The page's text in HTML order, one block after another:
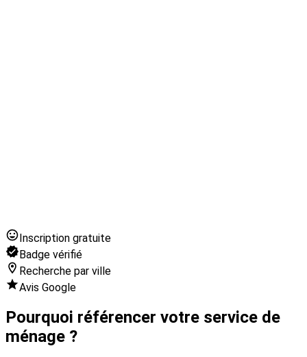
Inscription gratuite
Badge vérifié
Recherche par ville
Avis Google
Pourquoi référencer votre service de
ménage ?